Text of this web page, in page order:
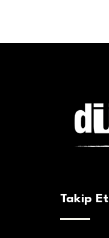
Takip Et